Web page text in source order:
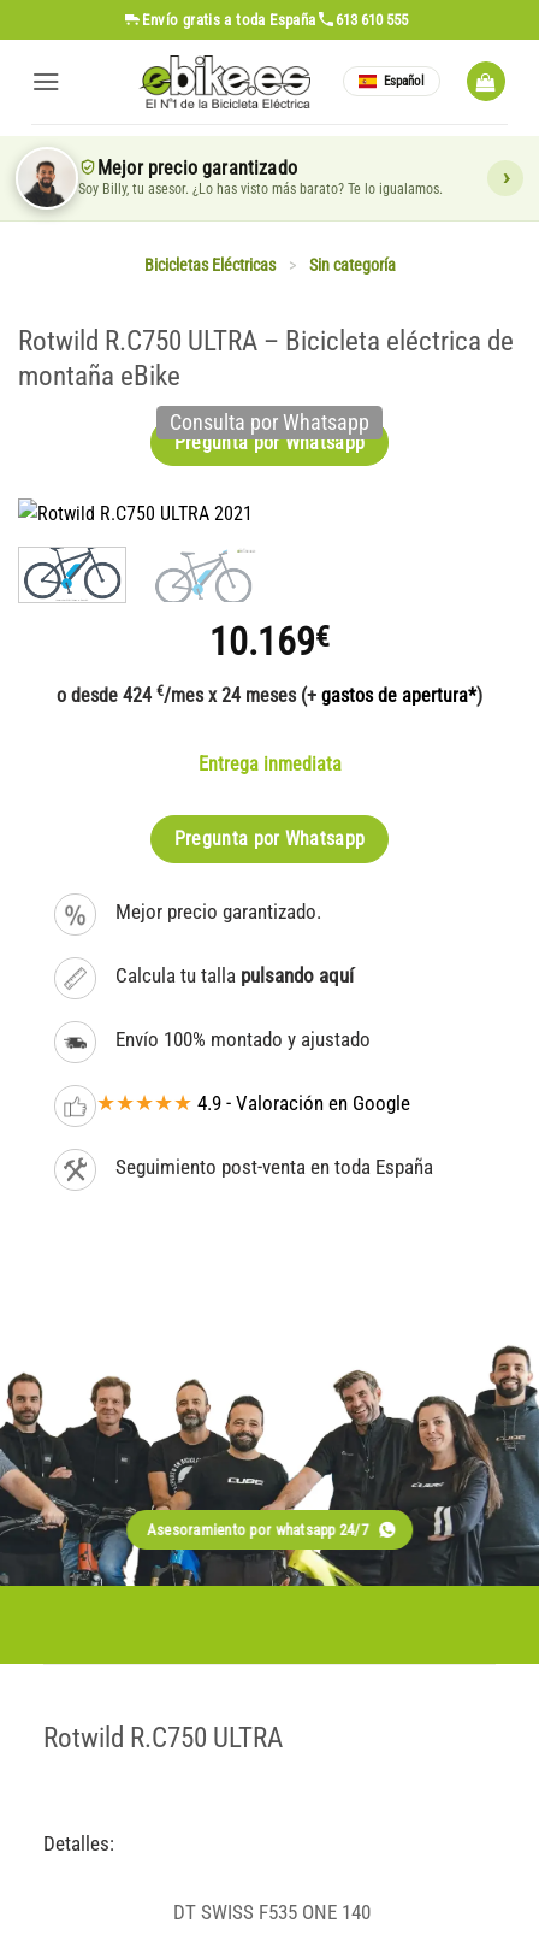
al
contenido
Envío gratis a toda España 613 610 555
Español
Mejor precio garantizado
Soy Billy, tu asesor. ¿Lo has visto más barato? Te lo igualamos.
Bicicletas Eléctricas > Sin categoría
Rotwild R.C750 ULTRA – Bicicleta eléctrica de
montaña eBike
Pregunta por Whatsapp
Consulta por Whatsapp
10.169€
o desde 424 €/mes x 24 meses (+ gastos de apertura*)
Entrega inmediata
Pregunta por Whatsapp
Mejor precio garantizado.
Calcula tu talla pulsando aquí
Envío 100% montado y ajustado
★★★★★ 4.9 - Valoración en Google
Seguimiento post-venta en toda España
Asesoramiento por whatsapp 24/7
Rotwild R.C750 ULTRA
Detalles:
DT SWISS F535 ONE 140